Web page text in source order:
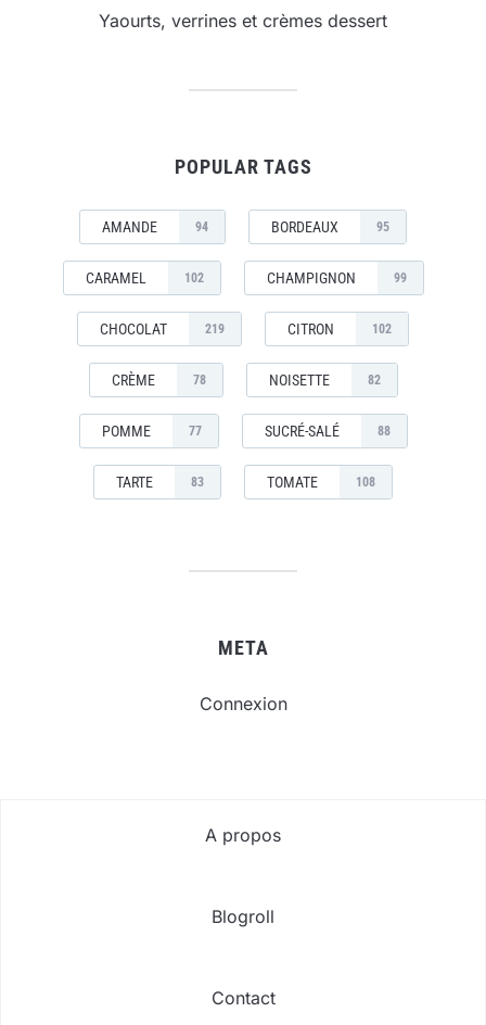
Yaourts, verrines et crèmes dessert
POPULAR TAGS
AMANDE 94 BORDEAUX 95
CARAMEL 102 CHAMPIGNON 99
CHOCOLAT 219 CITRON 102
CRÈME 78 NOISETTE 82
POMME 77 SUCRÉ-SALÉ 88
TARTE 83 TOMATE 108
META
Connexion
A propos
Blogroll
Contact